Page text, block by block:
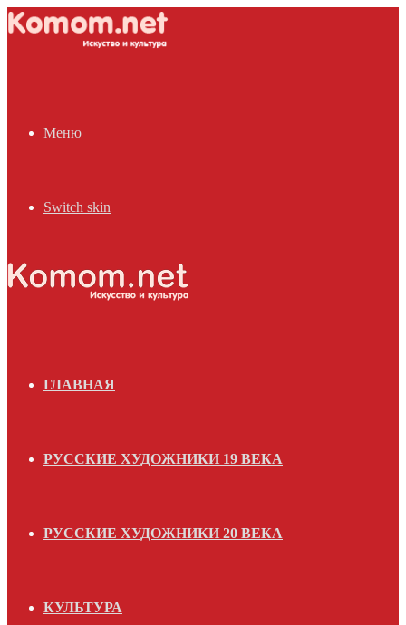
Меню
Switch skin
ГЛАВНАЯ
РУССКИЕ ХУДОЖНИКИ 19 ВЕКА
РУССКИЕ ХУДОЖНИКИ 20 ВЕКА
КУЛЬТУРА